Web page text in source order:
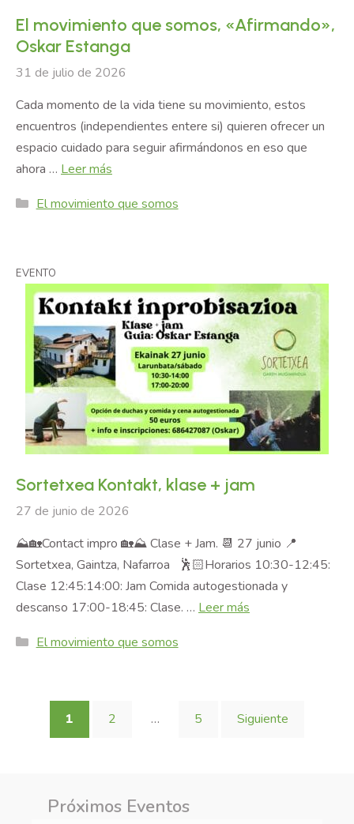
El movimiento que somos, «Afirmando»,
Oskar Estanga
31 de julio de 2026
Cada momento de la vida tiene su movimiento, estos
encuentros (independientes entere si) quieren ofrecer un
espacio cuidado para seguir afirmándonos en eso que
ahora … Leer más
Categories
El movimiento que somos
EVENTO
Sortetxea Kontakt, klase + jam
27 de junio de 2026
⛰️🏡Contact impro 🏡⛰️ Clase + Jam. 📆 27 junio 📍
Sortetxea, Gaintza, Nafarroa 🕺🏻Horarios 10:30-12:45:
Clase 12:45:14:00: Jam Comida autogestionada y
descanso 17:00-18:45: Clase. … Leer más
Categories
El movimiento que somos
Página
1 Página
2 … Página
5 Siguiente
Próximos Eventos